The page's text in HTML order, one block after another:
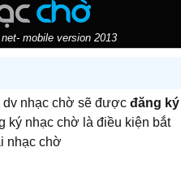
mobile version 2013
dv nhạc chờ sẽ được đăng ký
ký nhạc chờ là điều kiện bắt
nhạc chờ